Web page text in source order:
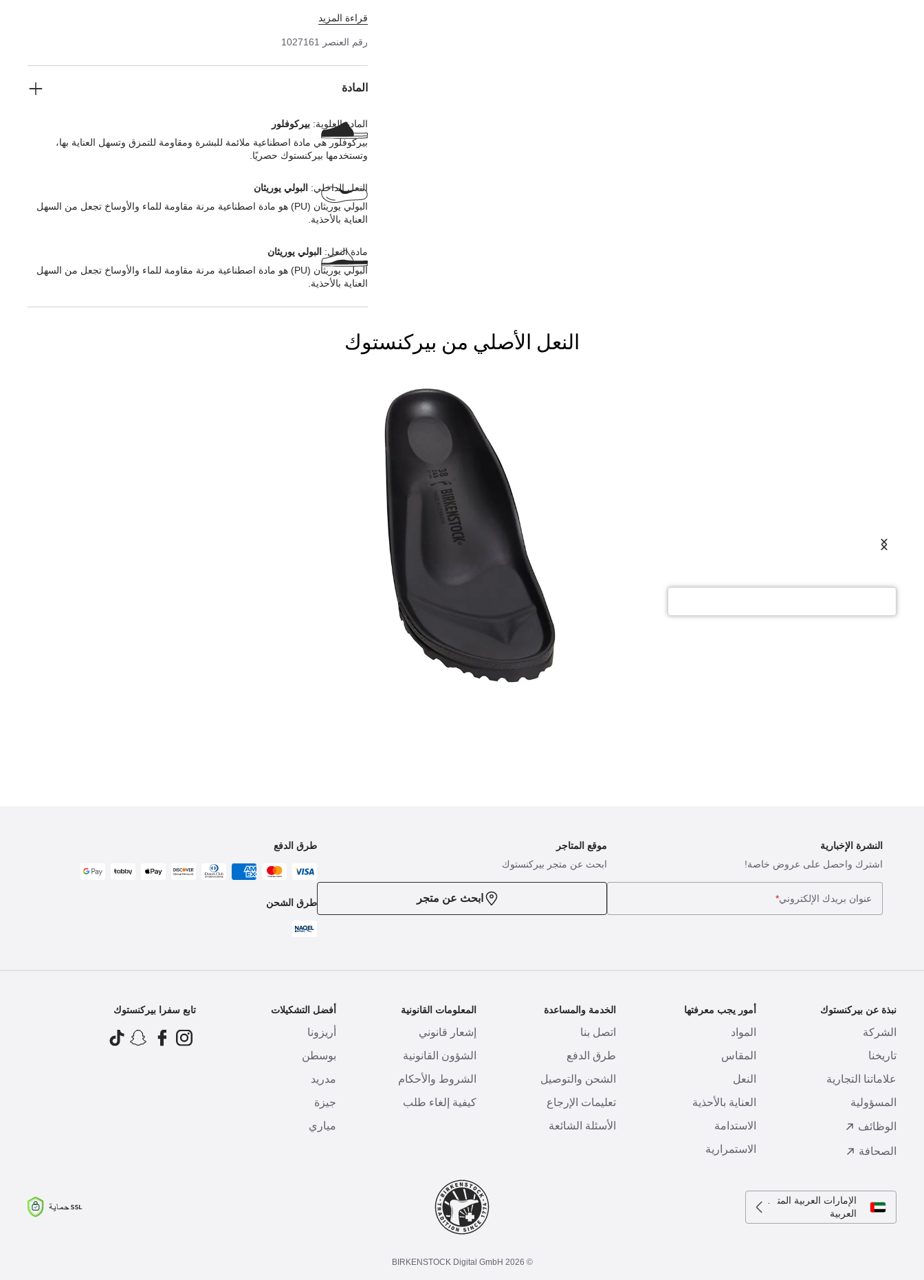
طبقتين وبالتالي فإنه يوفر أقصى قدر من المرونة والثبات والمتانة. الجزء العلوي
قراءة المزيد
رقم العنصر 1027161
المادة
المادة العلوية:بيركوفلور
بيركوفلور هي مادة اصطناعية ملائمة للبشرة ومقاومة للتمزق وتسهل العناية بها،
وتستخدمها بيركنستوك حصريًا.
النعل الداخلي: البولي يوريثان
البولي يوريثان (PU) هو مادة اصطناعية مرنة مقاومة للماء والأوساخ تجعل من السهل
العناية بالأحذية.
مادة النعل: البولي يوريثان
البولي يوريثان (PU) هو مادة اصطناعية مرنة مقاومة للماء والأوساخ تجعل من السهل
العناية بالأحذية.
النعل الأصلي من بيركنستوك
النشرة الإخبارية
اشترك واحصل على عروض خاصة!
عنوان بريدك الإلكتروني*
موقع المتاجر
ابحث عن متجر بيركنستوك
ابحث عن متجر
طرق الدفع
طرق الشحن
نبذة عن بيركنستوك
الشركة
تاريخنا
علاماتنا التجارية
المسؤولية
الوظائف
الصحافة
أمور يجب معرفتها
المواد
المقاس
النعل
العناية بالأحذية
الاستدامة
الاستمرارية
الخدمة والمساعدة
اتصل بنا
طرق الدفع
الشحن والتوصيل
تعليمات الإرجاع
الأسئلة الشائعة
المعلومات القانونية
إشعار قانوني
الشؤون القانونية
الشروط والأحكام
كيفية إلغاء طلب
أفضل التشكيلات
أريزونا
بوسطن
مدريد
جيزة
مياري
تابع سفرا بيركنستوك
الإمارات العربية المتحدة
العربية
© 2026 BIRKENSTOCK Digital GmbH